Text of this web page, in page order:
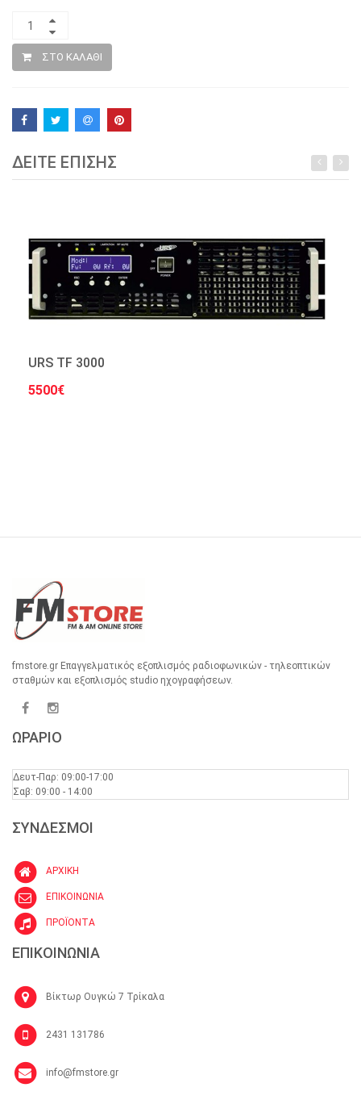
ΣΤΟ ΚΑΛΑΘΙ
ΔΕΙΤΕ ΕΠΙΣΗΣ
URS TF 3000
5500€
fmstore.gr Επαγγελματικός εξοπλισμός ραδιοφωνικών - τηλεοπτικών
σταθμών και εξοπλισμός studio ηχογραφήσεων.
ΩΡΑΡΙΟ
Δευτ-Παρ: 09:00-17:00
Σαβ: 09:00 - 14:00
ΣΥΝΔΕΣΜΟΙ
ΑΡΧΙΚΗ
ΕΠΙΚΟΙΝΩΝΙΑ
ΠΡΟΪΟΝΤΑ
ΕΠΙΚΟΙΝΩΝΙΑ
Βίκτωρ Ουγκώ 7 Τρίκαλα
2431 131786
info@fmstore.gr